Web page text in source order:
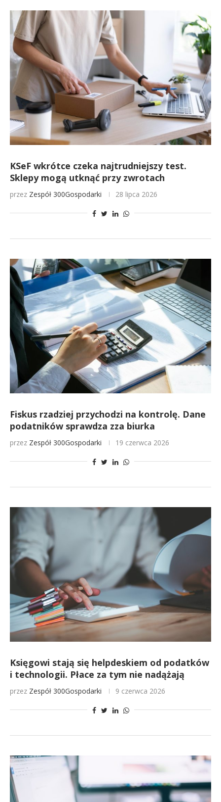
KSeF wkrótce czeka najtrudniejszy test.
Sklepy mogą utknąć przy zwrotach
przez Zespół 300Gospodarki 28 lipca 2026
Fiskus rzadziej przychodzi na kontrolę. Dane
podatników sprawdza zza biurka
przez Zespół 300Gospodarki 19 czerwca 2026
Księgowi stają się helpdeskiem od podatków
i technologii. Płace za tym nie nadążają
przez Zespół 300Gospodarki 9 czerwca 2026